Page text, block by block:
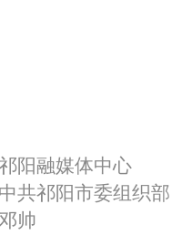
阳融媒体中心
共祁阳市委组织部
帅